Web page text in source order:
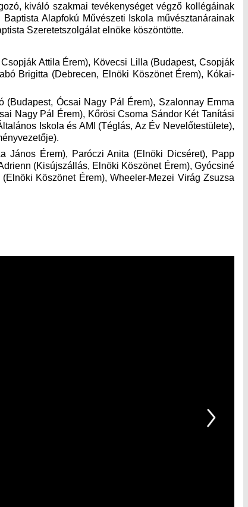
kiváló szakmai tevékenységet végző kollégáinak
Alapfokú Művészeti Iskola művésztanárainak
Szeretetszolgálat elnöke köszöntötte.
Attila Érem), Kövecsi Lilla (Budapest, Csopják
Brigitta (Debrecen, Elnöki Köszönet Érem), Kókai-
Ócsai Nagy Pál Érem), Szalonnay Emma
Nagy Pál Érem), Kőrösi Csoma Sándor Két Tanítási
Iskola és AMI (Téglás, Az Év Nevelőtestülete),
János Érem), Paróczi Anita (Elnöki Dicséret), Papp
(Kisújszállás, Elnöki Köszönet Érem), Gyócsiné
Köszönet Érem), Wheeler-Mezei Virág Zsuzsa